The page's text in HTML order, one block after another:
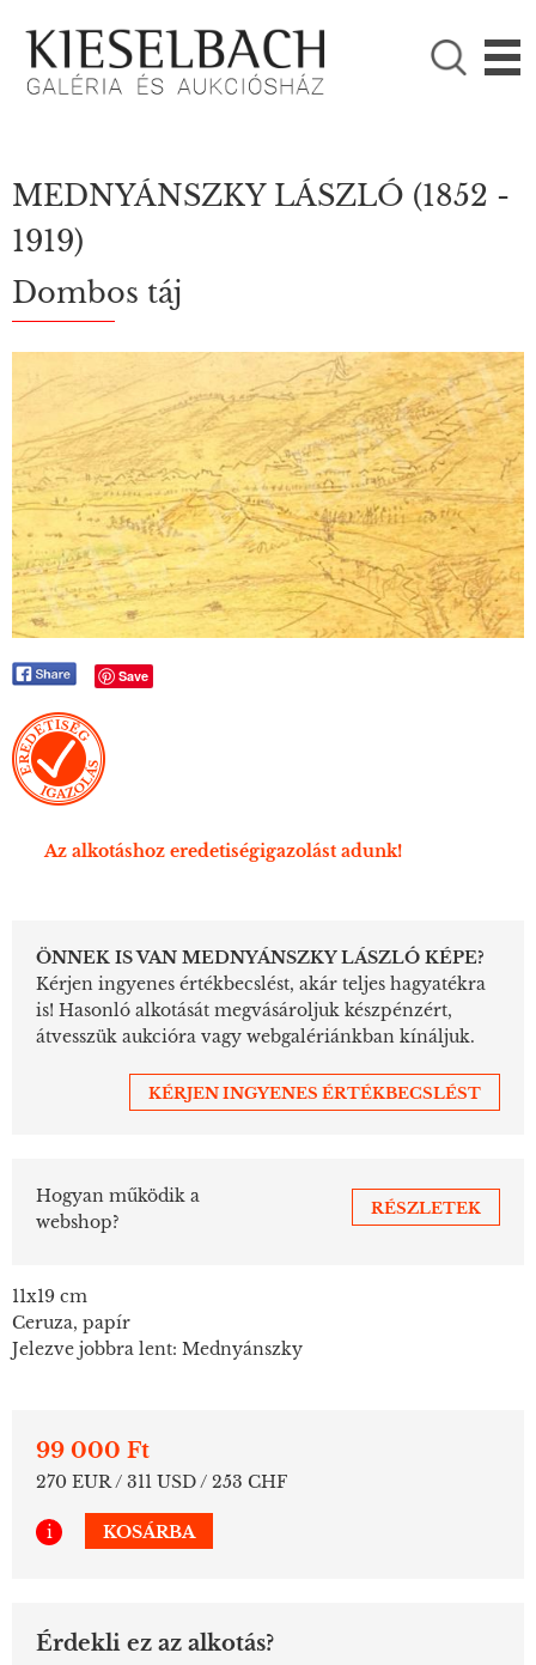

KÉRJÜK VÁLASSZON!
Festmények
MEDNYÁNSZKY LÁSZLÓ (1852 -
1919)
Dombos táj
Save
Az alkotáshoz eredetiségigazolást adunk!
ÖNNEK IS VAN MEDNYÁNSZKY LÁSZLÓ KÉPE?
Kérjen ingyenes értékbecslést, akár teljes hagyatékra
is! Hasonló alkotását megvásároljuk készpénzért,
átvesszük aukcióra vagy webgalériánkban kínáljuk.
KÉRJEN INGYENES ÉRTÉKBECSLÉST
Hogyan működik a
webshop?
RÉSZLETEK
11x19 cm
Ceruza, papír
Jelezve jobbra lent: Mednyánszky
99 000 Ft
270 EUR / 311 USD / 253 CHF
i KOSÁRBA
Érdekli ez az alkotás?